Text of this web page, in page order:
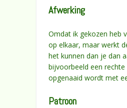
Afwerking
Omdat ik gekozen heb
op elkaar, maar werkt
het kunnen dan je dan
bijvoorbeeld een rechte
opgenaaid wordt met
Patroon